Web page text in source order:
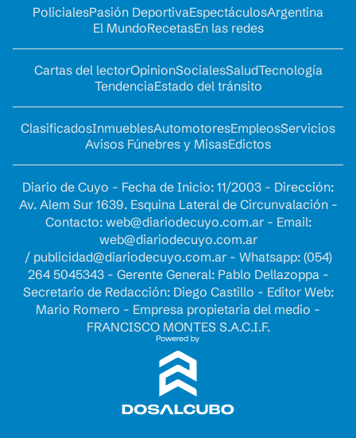
PolicialesPasión DeportivaEspectáculosArgentina
El MundoRecetasEn las redes
Cartas del lectorOpinionSocialesSaludTecnología
TendenciaEstado del tránsito
ClasificadosInmueblesAutomotoresEmpleosServicios
Avisos Fúnebres y MisasEdictos
Diario de Cuyo - Fecha de Inicio: 11/2003 - Dirección:
Av. Alem Sur 1639. Esquina Lateral de Circunvalación -
Contacto: web@diariodecuyo.com.ar- Email:
web@diariodecuyo.com.ar
/ publicidad@diariodecuyo.com.ar- Whatsapp: (054)
264 5045343 - Gerente General: Pablo Dellazoppa -
Secretario de Redacción: Diego Castillo - Editor Web:
Mario Romero - Empresa propietaria del medio -
FRANCISCO MONTES S.A.C.I.F.